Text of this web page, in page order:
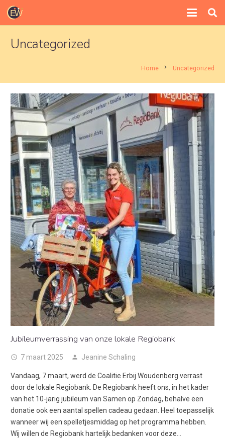
Uncategorized
Home chevron_right Uncategorized
Jubileumverrassing van onze lokale Regiobank
access_time 7 maart 2025 person Jeanine Schaling
Vandaag, 7 maart, werd de Coalitie Erbij Woudenberg verrast
door de lokale Regiobank. De Regiobank heeft ons, in het kader
van het 10-jarig jubileum van Samen op Zondag, behalve een
donatie ook een aantal spellen cadeau gedaan. Heel toepasselijk
wanneer wij een spelletjesmiddag op het programma hebben.
Wij willen de Regiobank hartelijk bedanken voor deze…